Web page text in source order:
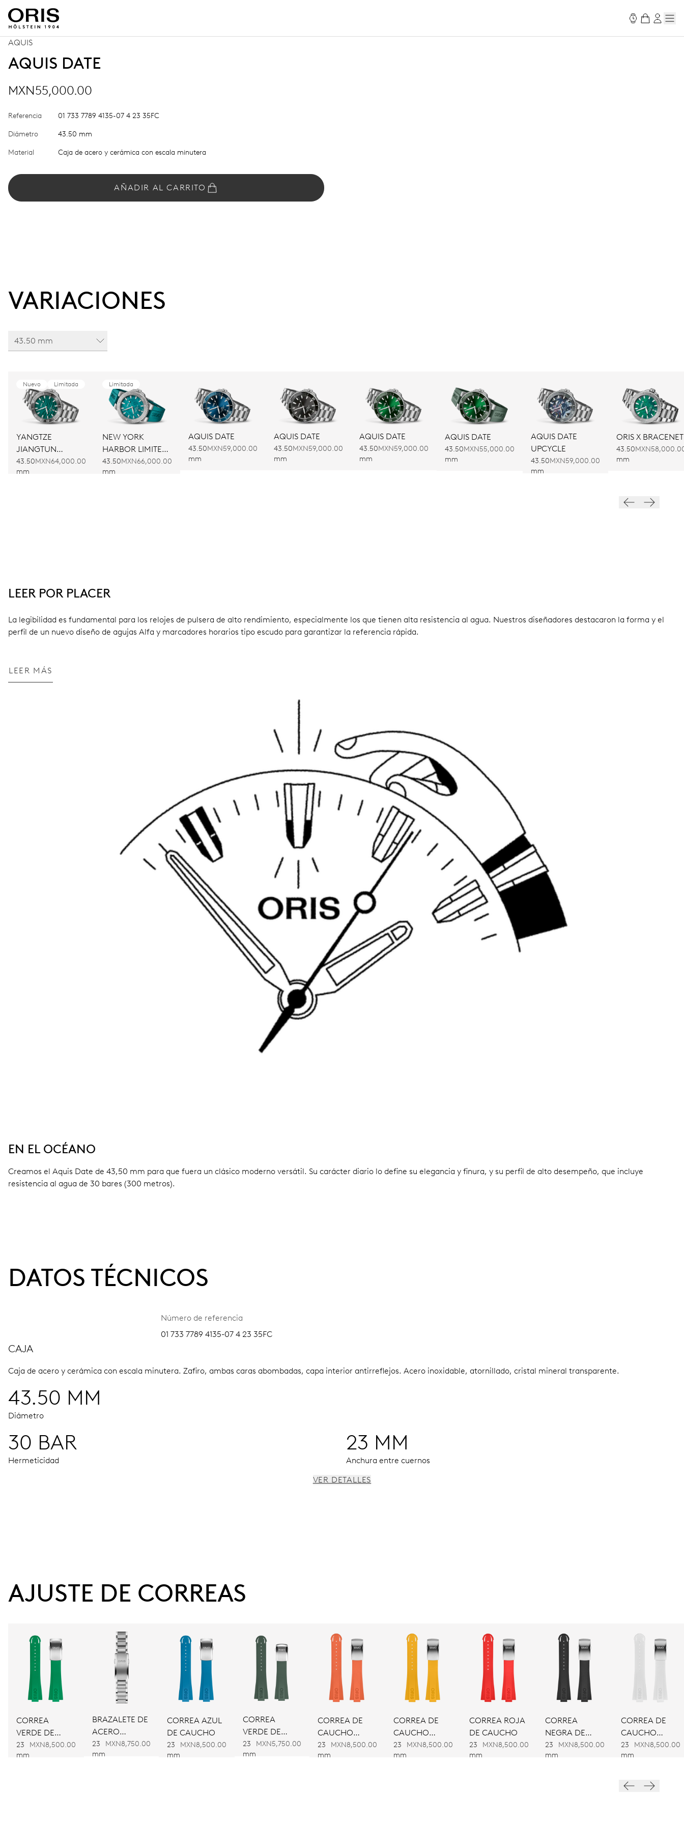
AQUIS
AQUIS DATE
MXN55,000.00
Referencia 01 733 7789 4135-07 4 23 35FC
Diámetro 43.50 mm
Material Caja de acero y cerámica con escala minutera
AÑADIR AL CARRITO
VARIACIONES
43.50 mm
Nuevo Limitada
YANGTZE
JIANGTUN
LIMITED EDITION
43.50
mm
MXN64,000.00
Limitada
NEW YORK
HARBOR LIMITED
EDITION II
43.50
mm
MXN66,000.00
AQUIS DATE
43.50
mm
MXN59,000.00
AQUIS DATE
43.50
mm
MXN59,000.00
AQUIS DATE
43.50
mm
MXN59,000.00
AQUIS DATE
43.50
mm
MXN55,000.00
AQUIS DATE
UPCYCLE
43.50
mm
MXN59,000.00
ORIS X BRACENET
43.50
mm
LEER POR PLACER
La legibilidad es fundamental para los relojes de pulsera de alto rendimiento, especialmente los que tienen alta resistencia al agua. Nuestros diseñadores destacaron la forma y el
perfil de un nuevo diseño de agujas Alfa y marcadores horarios tipo escudo para garantizar la referencia rápida.
LEER MÁS
EN EL OCÉANO
Creamos el Aquis Date de 43,50 mm para que fuera un clásico moderno versátil. Su carácter diario lo define su elegancia y finura, y su perfil de alto desempeño, que incluye
resistencia al agua de 30 bares (300 metros).
DATOS TÉCNICOS
Número de referencia
01 733 7789 4135-07 4 23 35FC
CAJA
Caja de acero y cerámica con escala minutera. Zafiro, ambas caras abombadas, capa interior antirreflejos. Acero inoxidable, atornillado, cristal mineral transparente.
43.50 MM
Diámetro
30 BAR
Hermeticidad
23 MM
Anchura entre cuernos
Reserva de marcha
DIMENSIONES
Ø 25.60 mm, 11 1/2’’’
Remonte automático
FRECUENCIA
VER DETALLES
AJUSTE DE CORREAS
CORREA
VERDE DE
CAUCHO
23
mm
MXN8,500.00
BRAZALETE DE
ACERO
INOXIDABLE
23
mm
MXN8,750.00
CORREA AZUL
DE CAUCHO
23
mm
MXN8,500.00
CORREA
VERDE DE
CAUCHO
23
mm
MXN5,750.00
CORREA DE
CAUCHO
NARANJA
23
mm
MXN8,500.00
CORREA DE
CAUCHO
AMARILLA
23
mm
MXN8,500.00
CORREA ROJA
DE CAUCHO
23
mm
MXN8,500.00
CORREA
NEGRA DE
CAUCHO
23
mm
MXN8,500.00
CORREA DE
CAUCHO
BLANCA
23
mm
MXN8,500.00